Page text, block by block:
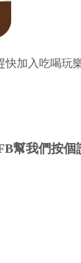
快加入吃喝玩
幫我們按個